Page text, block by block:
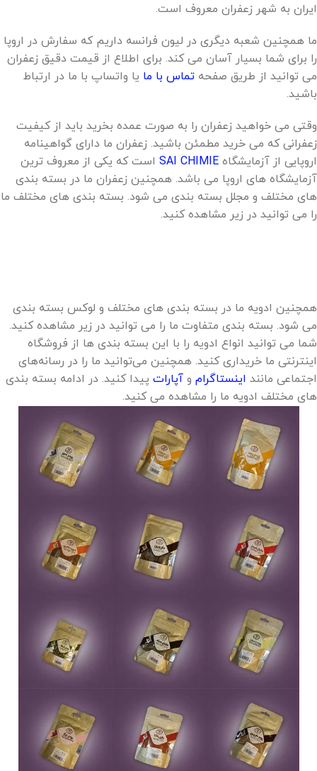
ایران به شهر زعفران معروف است.
ما همچنین شعبه دیگری در لیون فرانسه داریم که سفارش در اروپا
را برای شما بسیار آسان می کند. برای اطلاع از قیمت دقیق زعفران
می توانید از طریق صفحه تماس با ما یا واتساپ با ما در ارتباط
باشید.
وقتی می خواهید زعفران را به صورت عمده بخرید باید از کیفیت
زعفرانی که می خرید مطمئن باشید. زعفران ما دارای گواهینامه
اروپایی از آزمایشگاه SAI CHIMIE است که یکی از معروف ترین
آزمایشگاه های اروپا می باشد. همچنین زعفران ما در بسته بندی
های مختلف و مجلل بسته بندی می شود. بسته بندی های مختلف ما
را می توانید در زیر مشاهده کنید.
همچنین ادویه ما در بسته بندی های مختلف و لوکس بسته بندی
می شود. بسته بندی متفاوت ما را می توانید در زیر مشاهده کنید.
شما می توانید انواع ادویه را با این بسته بندی ها از فروشگاه
اینترنتی ما خریداری کنید. همچنین می‌توانید ما را در رسانه‌های
اجتماعی مانند اینستاگرام و آپارات پیدا کنید. در ادامه بسته بندی
های مختلف ادویه ما را مشاهده می کنید.